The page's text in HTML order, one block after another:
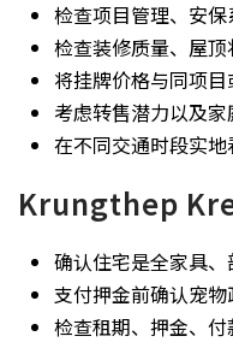
检查项目管理、安保
检查装修质量、屋顶
将挂牌价格与同项目
考虑转售潜力以及家
在不同交通时段实地
Krungthep
确认住宅是全家具、
支付押金前确认宠物
检查租期、押金、付